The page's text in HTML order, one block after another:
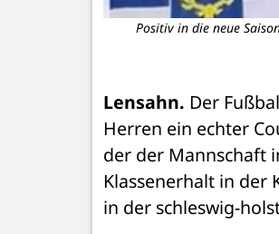
Positiv in die neue
Lensahn. Der
Herren ein echter
der der Mannschaft
Klassenerhalt in der
in der schleswig-